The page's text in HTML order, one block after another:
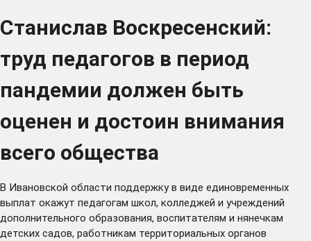
Станислав Воскресенский:
труд педагогов в период
пандемии должен быть
оценен и достоин внимания
всего общества
В Ивановской области поддержку в виде единовременных
выплат окажут педагогам школ, колледжей и учреждений
дополнительного образования, воспитателям и нянечкам
детских садов, работникам территориальных органов